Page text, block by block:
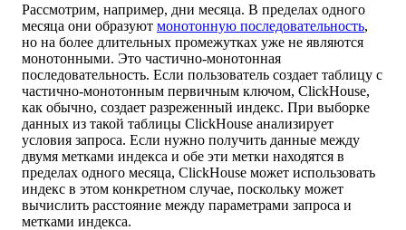
Рассмотрим, например, дни месяца. В пределах одного
месяца они образуют монотонную последовательность,
но на более длительных промежутках уже не являются
монотонными. Это частично-монотонная
последовательность. Если пользователь создает таблицу с
частично-монотонным первичным ключом, ClickHouse,
как обычно, создает разреженный индекс. При выборке
данных из такой таблицы ClickHouse анализирует
условия запроса. Если нужно получить данные между
двумя метками индекса и обе эти метки находятся в
пределах одного месяца, ClickHouse может использовать
индекс в этом конкретном случае, поскольку может
вычислить расстояние между параметрами запроса и
метками индекса.